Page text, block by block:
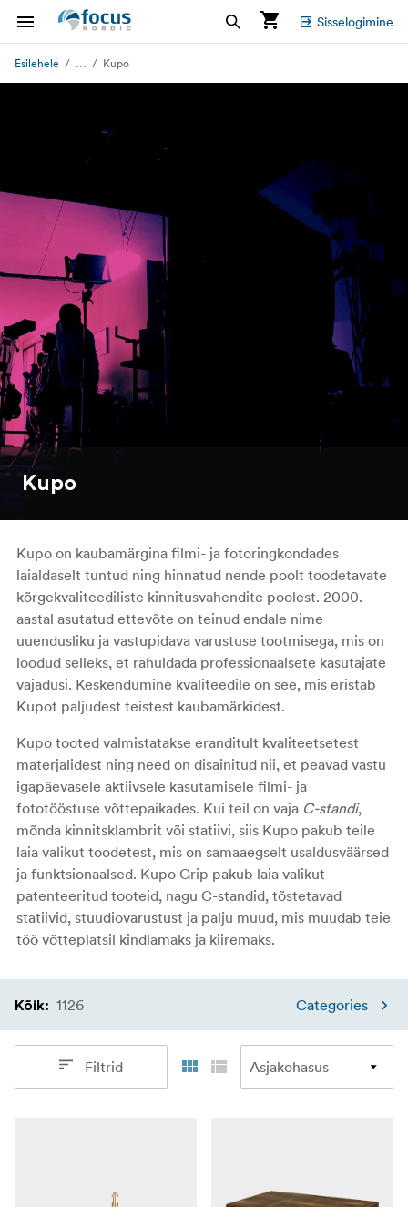
Sisselogimine
Esilehele ... Kupo
Kupo
Kupo on kaubamärgina filmi- ja fotoringkondades
laialdaselt tuntud ning hinnatud nende poolt toodetavate
kõrgekvaliteediliste kinnitusvahendite poolest. 2000.
aastal asutatud ettevõte on teinud endale nime
uuendusliku ja vastupidava varustuse tootmisega, mis on
loodud selleks, et rahuldada professionaalsete kasutajate
vajadusi. Keskendumine kvaliteedile on see, mis eristab
Kupot paljudest teistest kaubamärkidest.
Kupo tooted valmistatakse eranditult kvaliteetsetest
materjalidest ning need on disainitud nii, et peavad vastu
igapäevasele aktiivsele kasutamisele filmi- ja
fototööstuse võttepaikades. Kui teil on vaja C-standi,
mõnda kinnitsklambrit või statiivi, siis Kupo pakub teile
laia valikut toodetest, mis on samaaegselt usaldusväärsed
ja funktsionaalsed. Kupo Grip pakub laia valikut
patenteeritud tooteid, nagu C-standid, tõstetavad
statiivid, stuudiovarustust ja palju muud, mis muudab teie
töö võtteplatsil kindlamaks ja kiiremaks.
Kõik: 1126 Categories
Filtrid